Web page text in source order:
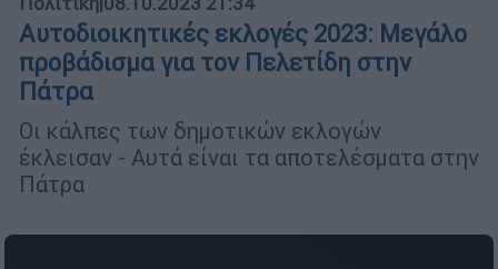
Αυτοδιοικητικές εκλογές 2023: Μεγάλο
προβάδισμα για τον Πελετίδη στην
Πάτρα
Οι κάλπες των δημοτικών εκλογών
έκλεισαν - Αυτά είναι τα αποτελέσματα στην
Πάτρα